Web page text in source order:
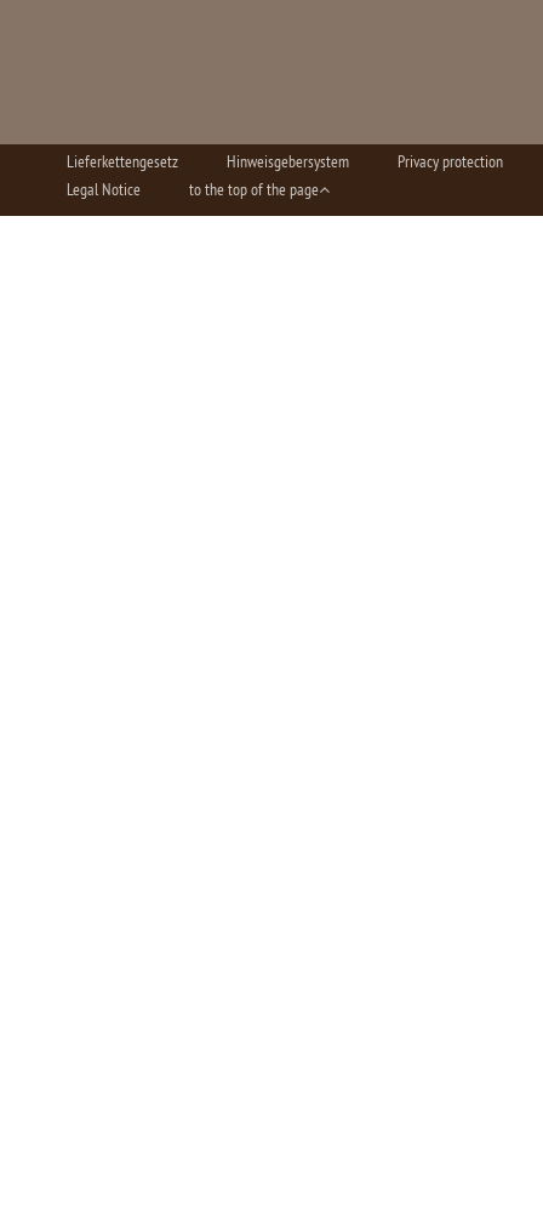
Lieferkettengesetz Hinweisgebersystem
Privacy protection
Legal Notice
to the top of the page